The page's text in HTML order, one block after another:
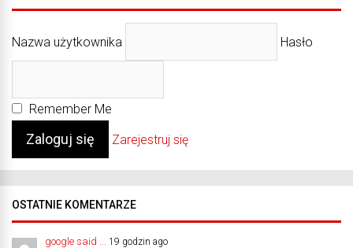
Nazwa użytkownika Hasło
Remember Me
Zarejestruj się
OSTATNIE KOMENTARZE
google said ... 19 godzin ago